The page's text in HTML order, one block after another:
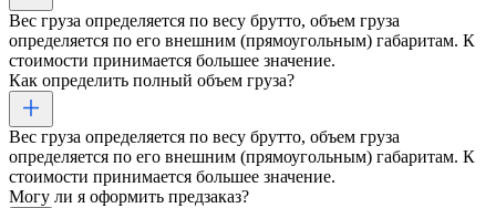
Вес груза определяется по весу брутто, объем груза
определяется по его внешним (прямоугольным) габаритам. К
стоимости принимается большее значение.
Как определить полный объем груза?
Вес груза определяется по весу брутто, объем груза
определяется по его внешним (прямоугольным) габаритам. К
стоимости принимается большее значение.
Могу ли я оформить предзаказ?